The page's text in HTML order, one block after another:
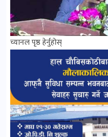
च्यानल पृष्ठ हेर्नुहोस्